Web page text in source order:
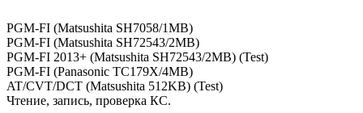
PGM-FI (Matsushita SH7058/1MB)
PGM-FI (Matsushita SH72543/2MB)
PGM-FI 2013+ (Matsushita SH72543/2MB) (Test)
PGM-FI (Panasonic TC179X/4MB)
AT/CVT/DCT (Matsushita 512KB) (Test)
Чтение, запись, проверка КС.